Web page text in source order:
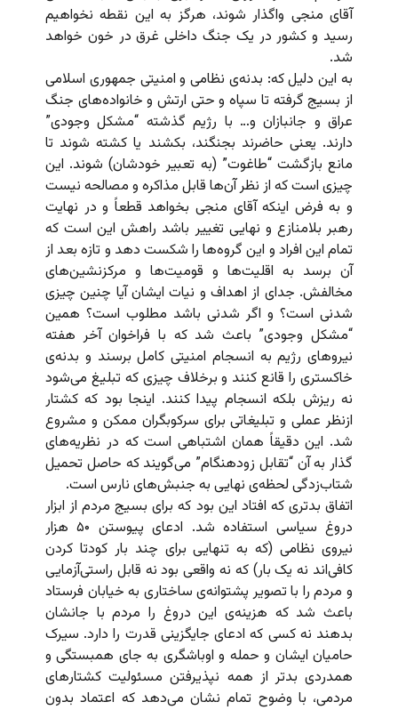
آقای منجی واگذار شوند، هرگز به این نقطه نخواهیم
رسید و کشور در یک جنگ داخلی غرق در خون خواهد
شد.
به این دلیل که: بدنه‌ی نظامی و امنیتی جمهوری اسلامی
از بسیج گرفته تا سپاه و حتی ارتش و خانواده‌های جنگ
عراق و جانبازان و… با رژیم گذشته “مشکل وجودی”
دارند. یعنی حاضرند بجنگند، بکشند یا کشته شوند تا
مانع بازگشت “طاغوت” (به تعبیر خودشان) شوند. این
چیزی است که از نظر آن‌ها قابل مذاکره و مصالحه نیست
و به فرض اینکه آقای منجی بخواهد قطعاً و در نهایت
رهبر بلامنازع و نهایی تغییر باشد راهش این است که
تمام این افراد و این گروه‌ها را شکست دهد و تازه بعد از
آن برسد به اقلیت‌ها و قومیت‌ها و مرکز‌نشین‌های
مخالفش. جدای از اهداف و نیات ایشان آیا چنین چیزی
شدنی است؟ و اگر شدنی باشد مطلوب است؟ همین
“مشکل وجودی” باعث شد که با فراخوان آخر هفته
نیروهای رژیم به انسجام امنیتی کامل برسند و بدنه‌ی
خاکستری را قانع کنند و برخلاف چیزی که تبلیغ می‌شود
نه ریزش بلکه انسجام پیدا کنند. اینجا بود که کشتار
ازنظر عملی و تبلیغاتی برای سرکوبگران ممکن و مشروع
شد. این دقیقاً همان اشتباهی است که در نظریه‌های
گذار به آن “تقابل زودهنگام” می‌گویند که حاصل تحمیل
شتاب‌زدگی لحظه‌ی نهایی به جنبش‌های نارس است.
اتفاق بدتری که افتاد این بود که برای بسیج مردم از ابزار
دروغ سیاسی استفاده شد. ادعای پیوستن ۵۰ هزار
نیروی نظامی (که به تنهایی برای چند بار کودتا کردن
کافی‌اند نه یک بار) که نه واقعی بود نه قابل راستی‌آزمایی
و مردم را با تصویر پشتوانه‌ی ساختاری به خیابان فرستاد
باعث شد که هزینه‌ی این دروغ را مردم با جانشان
بدهند نه کسی که ادعای جایگزینی قدرت را دارد. سیرک
حامیان ایشان و حمله و اوباشگری به جای همبستگی و
همدردی بدتر از همه نپذیرفتن مسئولیت کشتارهای
مردمی، با وضوح تمام نشان می‌دهد که اعتماد بدون